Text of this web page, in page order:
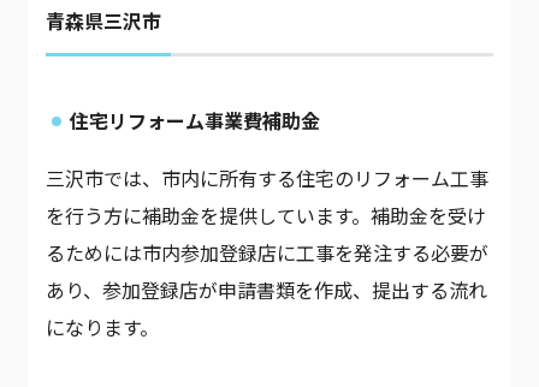
青森県三沢市
住宅リフォーム事業費補助金
三沢市では、市内に所有する住宅のリフォーム工事
を行う方に補助金を提供しています。補助金を受け
るためには市内参加登録店に工事を発注する必要が
あり、参加登録店が申請書類を作成、提出する流れ
になります。